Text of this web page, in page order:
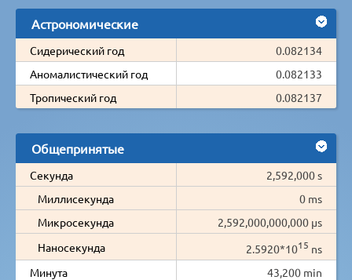
Астрономические
Сидерический год
0.082134
Аномалистический год
0.082133
Тропический год
0.082137
Общепринятые
Секунда
2,592,000 s
Миллисекунда
0 ms
Микросекунда
2,592,000,000,000 µs
Наносекунда
2.5920*1015 ns
Минута
43,200 min